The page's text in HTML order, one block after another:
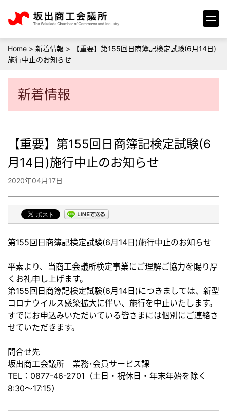
Home > 新着情報 >
【重要】第155回日商簿記検定試験(6月14日)
施行中止のお知らせ
新着情報
【重要】第155回日商簿記検定試験(6
月14日)施行中止のお知らせ
2020年04月17日
第155回日商簿記検定試験(6月14日)施行中止のお知らせ
平素より、当商工会議所検定事業にご理解ご協力を賜り厚
くお礼申し上げます。
第155回日商簿記検定試験(6月14日)につきましては、新型
コロナウイルス感染拡大に伴い、施行を中止いたします。
すでにお申込みいただいている皆さまには個別にご連絡さ
せていただきます。
問合せ先
坂出商工会議所 業務･会員サービス課
TEL：0877-46-2701（土日・祝休日・年末年始を除く
8:30～17:15）